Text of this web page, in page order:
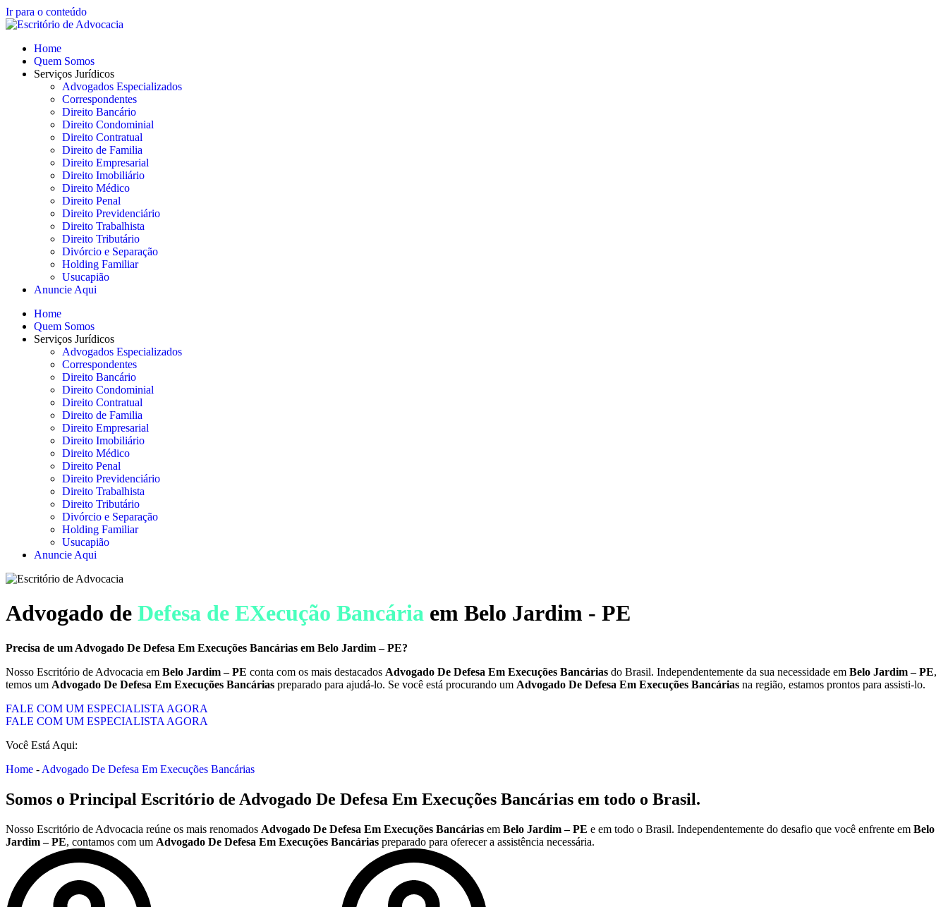
Ir para o conteúdo
Home
Quem Somos
Serviços Jurídicos
Advogados Especializados
Correspondentes
Direito Bancário
Direito Condominial
Direito Contratual
Direito de Familia
Direito Empresarial
Direito Imobiliário
Direito Médico
Direito Penal
Direito Previdenciário
Direito Trabalhista
Direito Tributário
Divórcio e Separação
Holding Familiar
Usucapião
Anuncie Aqui
Home
Quem Somos
Serviços Jurídicos
Advogados Especializados
Correspondentes
Direito Bancário
Direito Condominial
Direito Contratual
Direito de Familia
Direito Empresarial
Direito Imobiliário
Direito Médico
Direito Penal
Direito Previdenciário
Direito Trabalhista
Direito Tributário
Divórcio e Separação
Holding Familiar
Usucapião
Anuncie Aqui
Advogado de Defesa de EXecução Bancária em Belo Jardim - PE
Precisa de um Advogado De Defesa Em Execuções Bancárias em Belo Jardim – PE?
Nosso Escritório de Advocacia em Belo Jardim – PE conta com os mais destacados Advogado De Defesa Em Execuções Bancárias do Brasil. Independentemente da sua necessidade em Belo Jardim – PE,
temos um Advogado De Defesa Em Execuções Bancárias preparado para ajudá-lo. Se você está procurando um Advogado De Defesa Em Execuções Bancárias na região, estamos prontos para assisti-lo.
FALE COM UM ESPECIALISTA AGORA
FALE COM UM ESPECIALISTA AGORA
Você Está Aqui:
Home - Advogado De Defesa Em Execuções Bancárias
Somos o Principal Escritório de Advogado De Defesa Em Execuções Bancárias em todo o Brasil.
Nosso Escritório de Advocacia reúne os mais renomados Advogado De Defesa Em Execuções Bancárias em Belo Jardim – PE e em todo o Brasil. Independentemente do desafio que você enfrente em Belo
Jardim – PE, contamos com um Advogado De Defesa Em Execuções Bancárias preparado para oferecer a assistência necessária.